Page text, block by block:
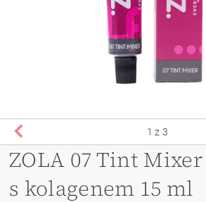
1 z 3
ZOLA 07 Tint
s kolagenem 15 ml